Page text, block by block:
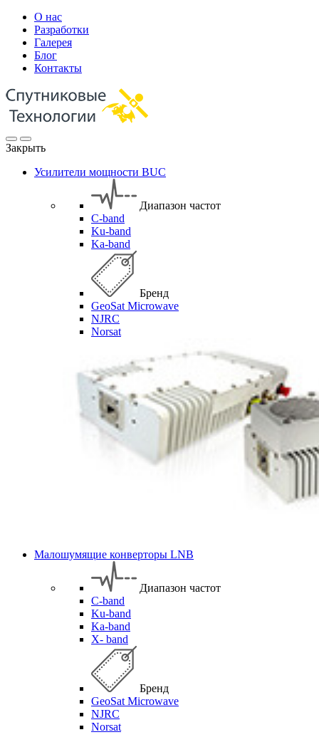
О нас
Разработки
Галерея
Блог
Контакты
Закрыть
Усилители мощности BUC
Диапазон частот
C-band
Ku-band
Ka-band
Бренд
GeoSat Microwave
NJRC
Norsat
Малошумящие конверторы LNB
Диапазон частот
C-band
Ku-band
Ka-band
X- band
Бренд
GeoSat Microwave
NJRC
Norsat